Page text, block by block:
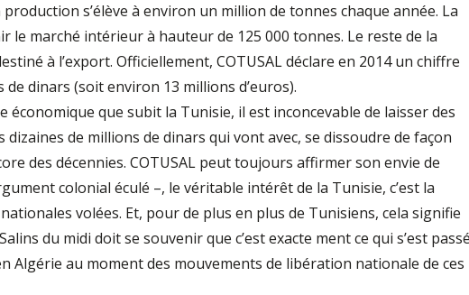
s’élève à environ un million de tonnes chaque année. La
le marché intérieur à hauteur de 125 000 tonnes. Le reste de la
à l’export. Officiellement, COTUSAL dé­clare en 2014 un chiffre
de dinars (soit environ 13 mil­lions d’euros).
écono­mique que subit la Tunisie, il est inconce­vable de laisser des
dizaines de millions de dinars qui vont avec, se dissoudre de façon
des décennies. COTUSAL peut toujours affirmer son envie de
colonial éculé –, le véritable intérêt de la Tunisie, c’est la
vo­lées. Et, pour de plus en plus de Tunisiens, cela signifie
du midi doit se souvenir que c’est exacte­ ment ce qui s’est
Algérie au moment des mouve­ments de libération nationale de ces